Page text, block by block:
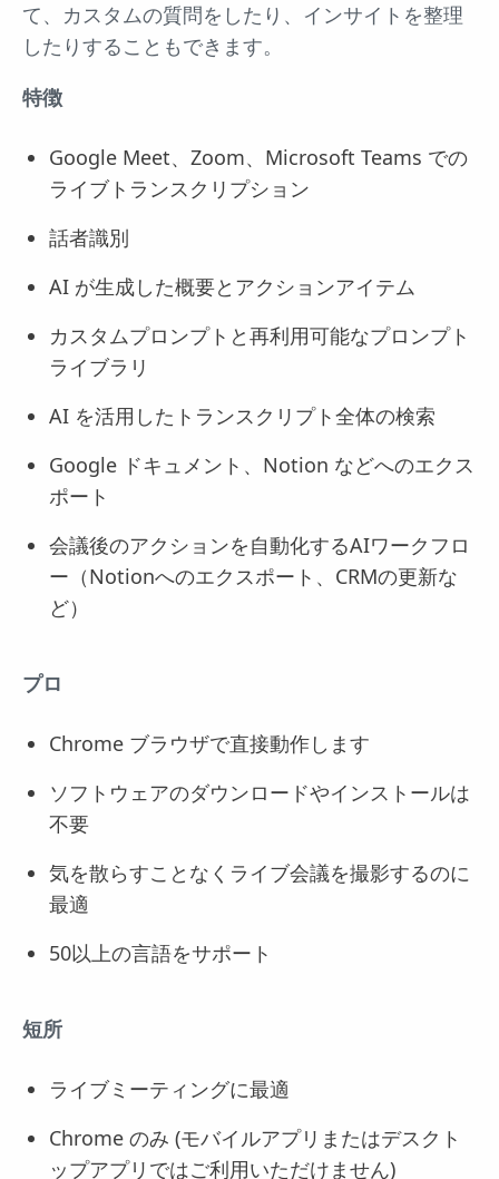
て、カスタムの質問をしたり、インサイトを整理
したりすることもできます。
特徴
Google Meet、Zoom、Microsoft Teams での
ライブトランスクリプション
話者識別
AI が生成した概要とアクションアイテム
カスタムプロンプトと再利用可能なプロンプト
ライブラリ
AI を活用したトランスクリプト全体の検索
Google ドキュメント、Notion などへのエクス
ポート
会議後のアクションを自動化するAIワークフロ
ー（Notionへのエクスポート、CRMの更新な
ど）
プロ
Chrome ブラウザで直接動作します
ソフトウェアのダウンロードやインストールは
不要
気を散らすことなくライブ会議を撮影するのに
最適
50以上の言語をサポート
短所
ライブミーティングに最適
Chrome のみ (モバイルアプリまたはデスクト
ップアプリではご利用いただけません)